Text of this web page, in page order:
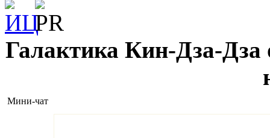
Галактика Кин-Дза-Дза
Мини-чат